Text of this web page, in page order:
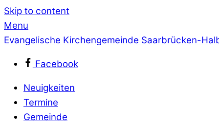
Skip to content
Menu
Evangelische Kirchengemeinde Saarbrücken-
Facebook
Neuigkeiten
Termine
Gemeinde